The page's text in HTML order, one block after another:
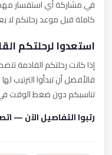
في مشاركة أي استفسار مهما
كاملة قبل موعد رحلتكم لا
استعدوا لرحلتكم
إذا كانت رحلتكم القادمة
فالأفضل أن تبدأوا الترتيب
تناسبكم دون ضغط الوقت في
رتبوا التفاصيل الآن — اتصل أو